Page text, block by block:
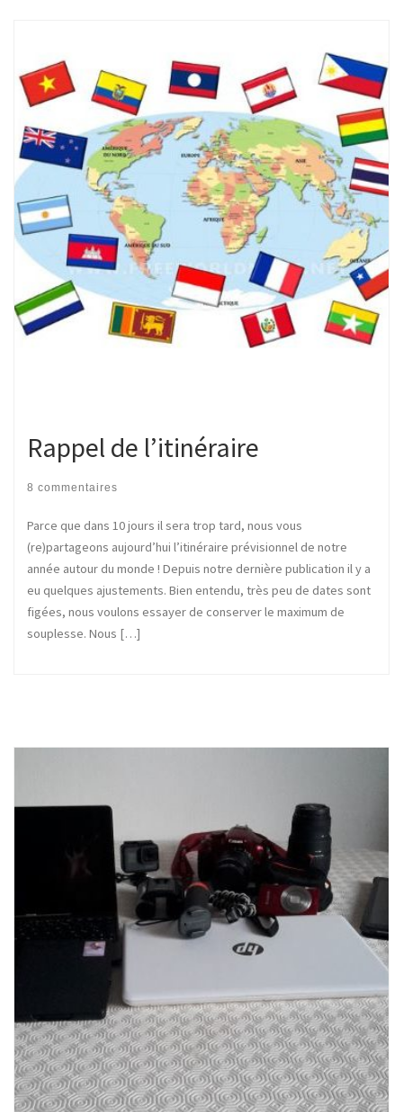
Rappel de l’itinéraire
8 commentaires
Parce que dans 10 jours il sera trop tard, nous vous
(re)partageons aujourd’hui l’itinéraire prévisionnel de notre
année autour du monde ! Depuis notre dernière publication il y a
eu quelques ajustements. Bien entendu, très peu de dates sont
figées, nous voulons essayer de conserver le maximum de
souplesse. Nous […]